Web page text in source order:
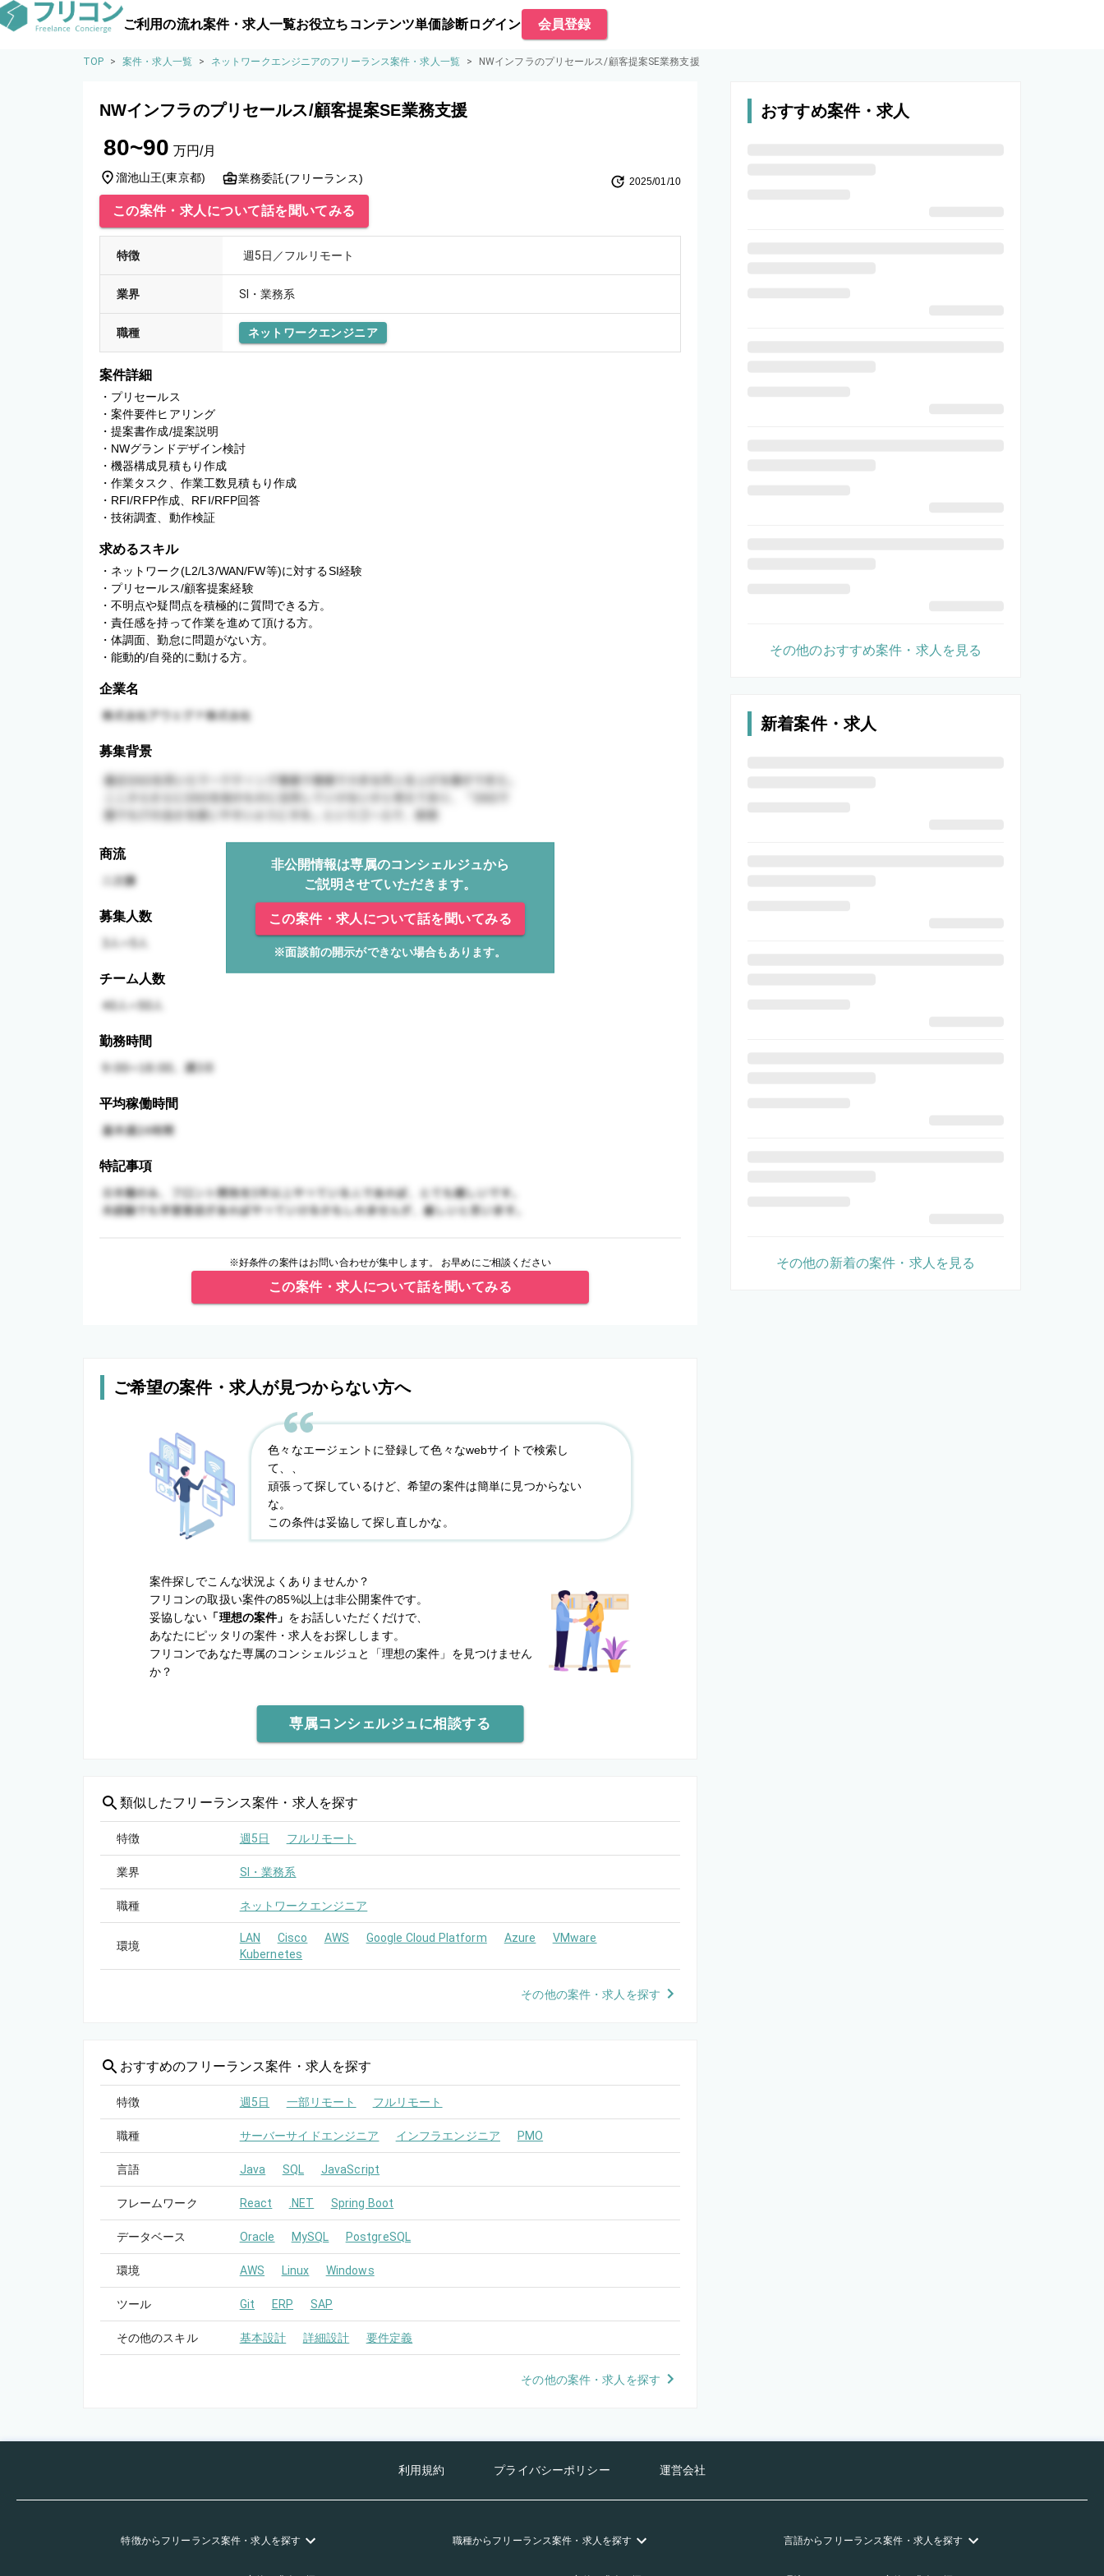
ご利用の流れ案件・求人一覧お役立ちコンテンツ単価診断ログイン 会員登録
TOP > 案件・求人一覧 > ネットワークエンジニアのフリーランス案件・求人一覧 > NWインフラのプリセールス/顧客提案SE業務支援
NWインフラのプリセールス/顧客提案SE業務支援
80~90 万円/月
溜池山王(東京都) 業務委託(フリーランス) 2025/01/10
この案件・求人について話を聞いてみる
特徴 週5日／フルリモート
業界 SI・業務系
職種 ネットワークエンジニア
案件詳細
・プリセールス
・案件要件ヒアリング
・提案書作成/提案説明
・NWグランドデザイン検討
・機器構成見積もり作成
・作業タスク、作業工数見積もり作成
・RFI/RFP作成、RFI/RFP回答
・技術調査、動作検証
求めるスキル
・ネットワーク(L2/L3/WAN/FW等)に対するSI経験
・プリセールス/顧客提案経験
・不明点や疑問点を積極的に質問できる方。
・責任感を持って作業を進めて頂ける方。
・体調面、勤怠に問題がない方。
・能動的/自発的に動ける方。
企業名
募集背景
商流
非公開情報は専属のコンシェルジュから
ご説明させていただきます。
この案件・求人について話を聞いてみる
※面談前の開示ができない場合もあります。
募集人数
チーム人数
勤務時間
平均稼働時間
特記事項
※好条件の案件はお問い合わせが集中します。 お早めにご相談ください
この案件・求人について話を聞いてみる
ご希望の案件・求人が見つからない方へ
色々なエージェントに登録して色々なwebサイトで検索し
て、、
頑張って探しているけど、希望の案件は簡単に見つからない
な。
この条件は妥協して探し直しかな。
案件探しでこんな状況よくありませんか？
フリコンの取扱い案件の85%以上は非公開案件です。
妥協しない 「理想の案件」 をお話しいただくだけで、
あなたにピッタリの案件・求人をお探しします。
フリコンであなた専属のコンシェルジュと
「理想の案件」を見つけません
か？
専属コンシェルジュに相談する
類似したフリーランス案件・求人を探す
特徴 週5日 フルリモート
業界 SI・業務系
職種 ネットワークエンジニア
環境
LAN Cisco AWS Google Cloud Platform Azure
VMware
Kubernetes
その他の案件・求人を探す
おすすめのフリーランス案件・求人を探す
特徴 週5日 一部リモート フルリモート
職種 サーバーサイドエンジニア インフラエンジニア PMO
言語 Java SQL JavaScript
フレームワーク React .NET Spring Boot
データベース Oracle MySQL PostgreSQL
環境 AWS Linux Windows
ツール Git ERP SAP
その他のスキル 基本設計 詳細設計 要件定義
その他の案件・求人を探す
おすすめ案件・求人
その他のおすすめ案件・求人を見る
新着案件・求人
その他の新着の案件・求人を見る
利用規約 プライバシーポリシー 運営会社
特徴からフリーランス案件・求人を探す 職種からフリーランス案件・求人を探す 言語からフリーランス案件・求人を探す